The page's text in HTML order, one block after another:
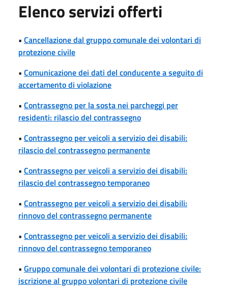
Elenco servizi offerti
• Cancellazione dal gruppo comunale dei volontari di
protezione civile
• Comunicazione dei dati del conducente a seguito di
accertamento di violazione
• Contrassegno per la sosta nei parcheggi per
residenti: rilascio del contrassegno
• Contrassegno per veicoli a servizio dei disabili:
rilascio del contrassegno permanente
• Contrassegno per veicoli a servizio dei disabili:
rilascio del contrassegno temporaneo
• Contrassegno per veicoli a servizio dei disabili:
rinnovo del contrassegno permanente
• Contrassegno per veicoli a servizio dei disabili:
rinnovo del contrassegno temporaneo
• Gruppo comunale dei volontari di protezione civile:
iscrizione al gruppo volontari di protezione civile